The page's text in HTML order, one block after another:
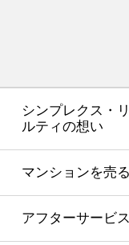
シンプレクス・
ルティの想い
マンションを売る
アフターサービス